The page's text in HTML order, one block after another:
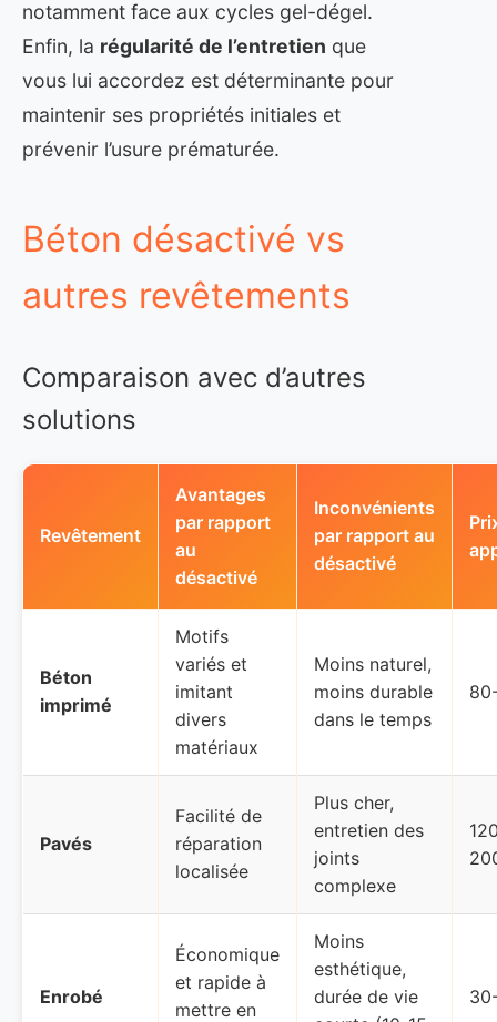
notamment face aux cycles gel-dégel.
Enfin, la régularité de l’entretien que
vous lui accordez est déterminante pour
maintenir ses propriétés initiales et
prévenir l’usure prématurée.
Béton désactivé vs
autres revêtements
Comparaison avec d’autres
solutions
Revêtement
Avantages
par rapport
au
désactivé
Inconvénients
par rapport au
désactivé
Béton
imprimé
Motifs
variés et
imitant
divers
matériaux
Moins naturel,
moins durable
dans le temps
Pavés
Facilité de
réparation
localisée
Plus cher,
entretien des
joints
complexe
Enrobé
Économique
et rapide à
mettre en
Moins
esthétique,
durée de vie